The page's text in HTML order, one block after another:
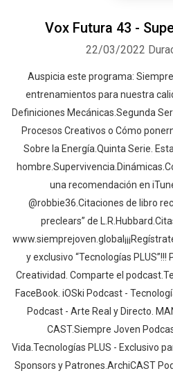
Vox Futura 43 -
22/03/2022
Auspicia este programa:
entrenamientos para nuestra
Definiciones Mecánicas.Segunda
Procesos Creativos o Cómo
Sobre la Energía.Quinta Serie.
una recomendación en
@robbie36.Citaciones de libro
preclears” de
y exclusivo “Tecnologías
Creatividad. Comparte el
FaceBook. iOSki Podcast -
Podcast - Arte Real y Directo.
CAST.Siempre Joven
Vida.Tecnologías PLUS - Exclusivo
Sponsors y Patrones.ArchiCAST